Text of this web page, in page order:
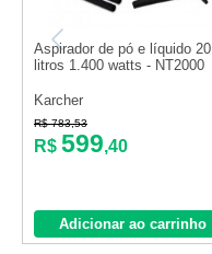
Aspirador de pó e líquido 20
litros 1.400 watts - NT2000
Karcher
R$ 783,53
R$ 599,40
Adicionar ao carrinho